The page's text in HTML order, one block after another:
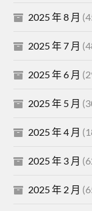
2025 年 8 月
2025 年 7 月
2025 年 6 月
2025 年 5 月
2025 年 4 月
2025 年 3 月
2025 年 2 月